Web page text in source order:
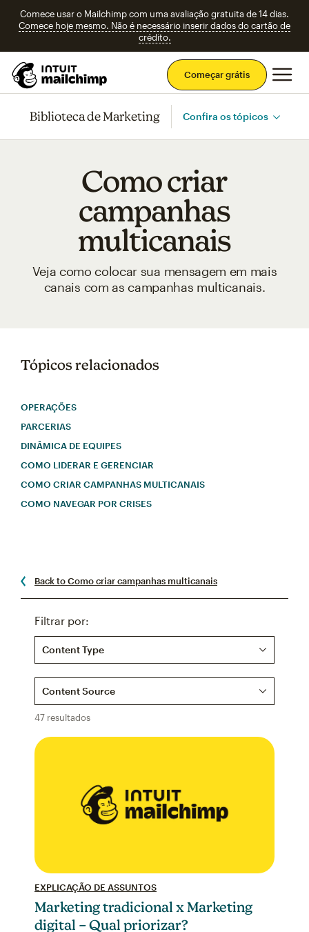
Comece usar o Mailchimp com uma avaliação gratuita de 14 dias.
Comece hoje mesmo. Não é necessário inserir dados do cartão de
crédito.
Começar grátis
Biblioteca de Marketing Confira os tópicos
Como criar
campanhas
multicanais
Veja como colocar sua mensagem em mais
canais com as campanhas multicanais.
Tópicos relacionados
OPERAÇÕES
PARCERIAS
DINÂMICA DE EQUIPES
COMO LIDERAR E GERENCIAR
COMO CRIAR CAMPANHAS MULTICANAIS
COMO NAVEGAR POR CRISES
Back to Como criar campanhas multicanais
Filtrar por:
Content Type
Content Source
47 resultados
EXPLICAÇÃO DE ASSUNTOS
Marketing tradicional x Marketing
digital – Qual priorizar?